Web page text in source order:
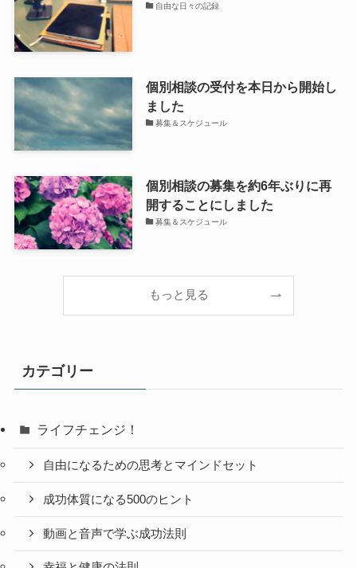
自由な日々の記録
個別相談の受付を本日から開始し
ました
募集＆スケジュール
個別相談の募集を約6年ぶりに再
開することにしました
募集＆スケジュール
もっと見る
カテゴリー
ライフチェンジ！
自由になるための思考とマインドセット
成功体質になる500のヒント
動画と音声で学ぶ成功法則